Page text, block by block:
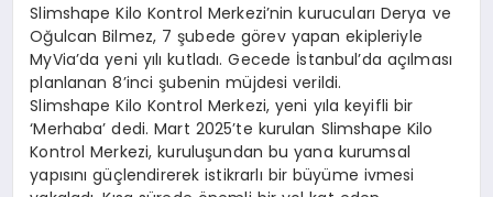
Slimshape Kilo Kontrol Merkezi’nin kurucuları Derya ve
Oğulcan Bilmez, 7 şubede görev yapan ekipleriyle
MyVia’da yeni yılı kutladı. Gecede İstanbul’da açılması
planlanan 8’inci şubenin müjdesi verildi.
Slimshape Kilo Kontrol Merkezi, yeni yıla keyifli bir
‘Merhaba’ dedi. Mart 2025’te kurulan Slimshape Kilo
Kontrol Merkezi, kuruluşundan bu yana kurumsal
yapısını güçlendirerek istikrarlı bir büyüme ivmesi